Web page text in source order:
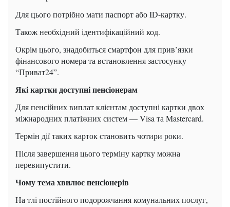
Для цього потрібно мати паспорт або ID-картку.
Також необхідний ідентифікаційний код.
Окрім цього, знадобиться смартфон для прив’язки
фінансового номера та встановлення застосунку
“Приват24”.
Які картки доступні пенсіонерам
Для пенсійних виплат клієнтам доступні картки двох
міжнародних платіжних систем — Visa та Mastercard.
Термін дії таких карток становить чотири роки.
Після завершення цього терміну картку можна
перевипустити.
Чому тема хвилює пенсіонерів
На тлі постійного подорожчання комунальних послуг,